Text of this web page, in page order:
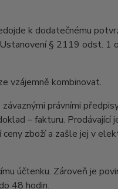
k dodatečnému
§ 2119 odst. 1
vzájemně kombinovat.
právními
– fakturu. Prodávající
zboží a zašle jej v
účtenku. Zároveň je
48 hodin.